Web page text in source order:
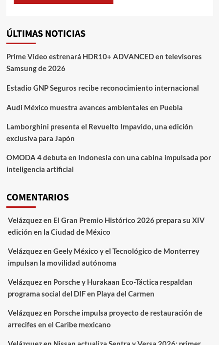
ÚLTIMAS NOTICIAS
Prime Video estrenará HDR10+ ADVANCED en televisores
Samsung de 2026
Estadio GNP Seguros recibe reconocimiento internacional
Audi México muestra avances ambientales en Puebla
Lamborghini presenta el Revuelto Impavido, una edición
exclusiva para Japón
OMODA 4 debuta en Indonesia con una cabina impulsada por
inteligencia artificial
COMENTARIOS
Velázquezen El Gran Premio Histórico 2026 prepara su XIV
edición en la Ciudad de México
Velázquezen Geely México y el Tecnológico de Monterrey
impulsan la movilidad autónoma
Velázquezen Porsche y Hurakaan Eco-Táctica respaldan
programa social del DIF en Playa del Carmen
Velázquezen Porsche impulsa proyecto de restauración de
arrecifes en el Caribe mexicano